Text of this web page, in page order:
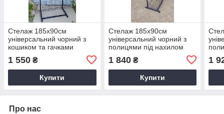
Стелаж 185х90см
універсальний чорний з
кошиком та гачками
1 550 ₴
Купити
Стелаж 185х90см
універсальний чорний з
полицями під нахилом
1 840₴
Купити
1
Про нас